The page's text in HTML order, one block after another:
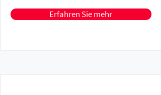
Erfahren Sie mehr